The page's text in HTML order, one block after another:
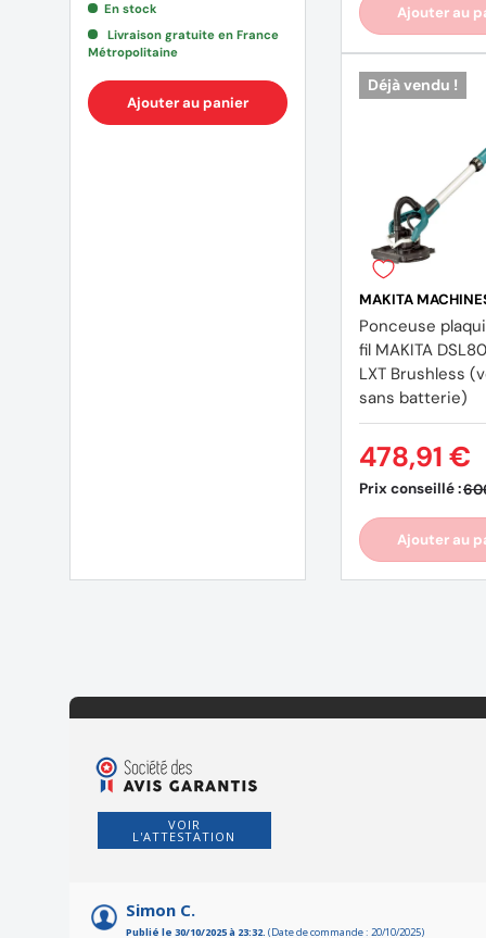
En stock
Livraison gratuite en France
Métropolitaine
Ajouter au panier
Ajouter au
Déjà vendu !
MAKITA
Ponceuse
fil MAKITA
LXT Brushless
sans batterie)
Prix conseillé :
478,91 €
Ajouter au
VOIR
L'ATTESTATION
Simon C.
Publié le 30/10/2025 à 23:32. (Date de commande : 20/10/2025)